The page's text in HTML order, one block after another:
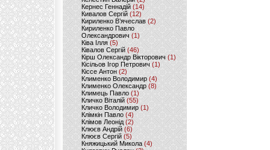
Кернес Геннадій (14)
Кивалов Сергій (12)
Кириленко В’ячеслав (2)
Кириленко Павло
Олександрович (1)
Ківа Ілля (5)
Ківалов Сергій(46)
Кірш Олександр Вікторович (1)
Кісільов Ігор Петрович (1)
Кіссе Антон (2)
Клименко Володимир(4)
Клименко Олександр (8)
Климець Павло (1)
Кличко Віталій(55)
Кличко Володимир (1)
Клімкін Павло (4)
Клімов Леонід(2)
Клюєв Андрій(6)
Клюєв Сергій (5)
Княжицький Микола(4)